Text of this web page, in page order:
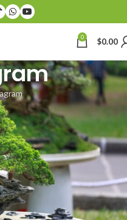
0 $0.00
style=”bordered”
subtitle=”XTEMOS ELEMENTS”
bottom: 30px !important;}”
by hashtag on the single
top: -20px !important;}”]
PAGE